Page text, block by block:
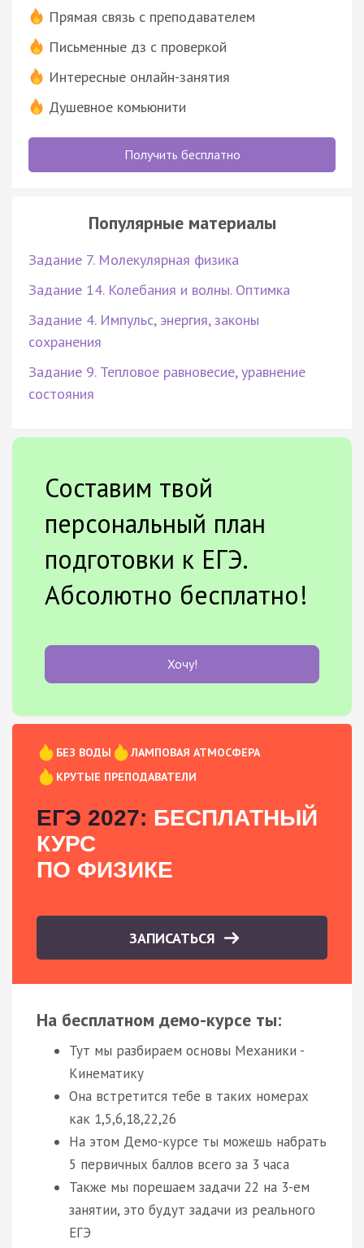
Прямая связь с преподавателем
Письменные дз с проверкой
Интересные онлайн-занятия
Душевное комьюнити
Получить бесплатно
Популярные материалы
Задание 7. Молекулярная физика
Задание 14. Колебания и волны. Оптимка
Задание 4. Импульс, энергия, законы
сохранения
Задание 9. Тепловое равновесие, уравнение
состояния
Составим твой
персональный план
подготовки к ЕГЭ.
Абсолютно бесплатно!
Хочу!
БЕЗ ВОДЫ
ЛАМПОВАЯ АТМОСФЕРА
КРУТЫЕ ПРЕПОДАВАТЕЛИ
ЕГЭ 2027: БЕСПЛАТНЫЙ
КУРС
ПО ФИЗИКЕ
ЗАПИСАТЬСЯ
На бесплатном демо-курсе ты:
Тут мы разбираем основы Механики -
Кинематику
Она встретится тебе в таких номерах
как 1,5,6,18,22,26
На этом Демо-курсе ты можешь набрать
5 первичных баллов всего за 3 часа
Также мы порешаем задачи 22 на 3-ем
занятии, это будут задачи из реального
ЕГЭ